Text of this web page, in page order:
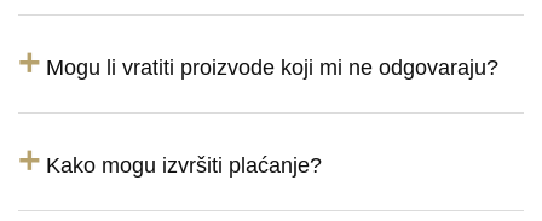
+ Mogu li vratiti proizvode koji mi ne odgovaraju?
+ Kako mogu izvršiti plaćanje?